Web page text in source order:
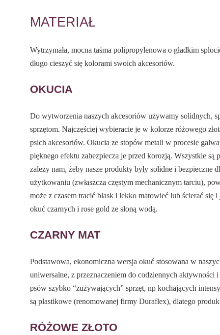
MATERIAŁ
Wytrzymała, mocna taśma polipropylenowa o gładkim
długo cieszyć się kolorami swoich akcesoriów.
OKUCIA
Do wytworzenia naszych akcesoriów używamy solidnych,
sprzętom. Najczęściej wybieracie je w kolorze różowego
psich akcesoriów. Okucia ze stopów metali w procesie
pięknego efektu zabezpiecza je przed korozją. Wszystkie
zależy nam, żeby nasze produkty były solidne i
użytkowaniu (zwłaszcza częstym mechanicznym tarciu),
może z czasem tracić blask i lekko matowieć lub ścierać się
okuć czarnych i rose gold ze słoną wodą.
CZARNY MAT
Podstawowa, ekonomiczna wersja okuć stosowana w
uniwersalne, z przeznaczeniem do codziennych aktywności
psów szybko “zużywających” sprzęt, np kochających
są plastikowe (renomowanej firmy Duraflex), dlatego
RÓŻOWE ZŁOTO